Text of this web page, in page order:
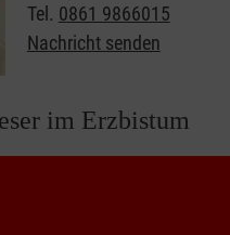
Tel. 0861 9866015
Nachricht senden
im Erzbistum